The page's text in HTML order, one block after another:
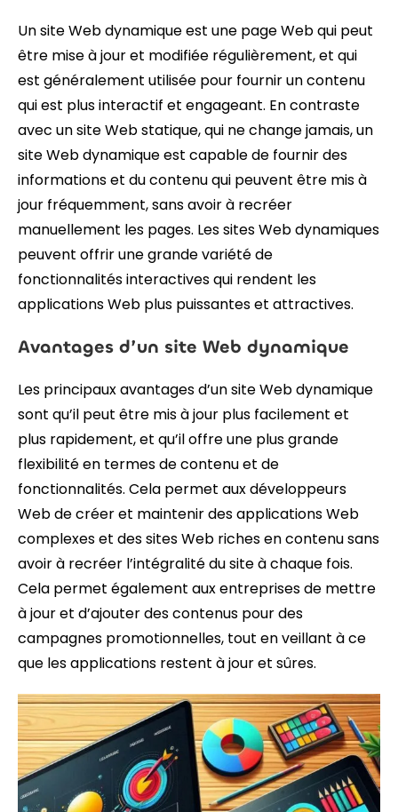
Un site Web dynamique est une page Web qui peut
être mise à jour et modifiée régulièrement, et qui
est généralement utilisée pour fournir un contenu
qui est plus interactif et engageant. En contraste
avec un site Web statique, qui ne change jamais, un
site Web dynamique est capable de fournir des
informations et du contenu qui peuvent être mis à
jour fréquemment, sans avoir à recréer
manuellement les pages. Les sites Web dynamiques
peuvent offrir une grande variété de
fonctionnalités interactives qui rendent les
applications Web plus puissantes et attractives.
Avantages d’un site Web dynamique
Les principaux avantages d’un site Web dynamique
sont qu’il peut être mis à jour plus facilement et
plus rapidement, et qu’il offre une plus grande
flexibilité en termes de contenu et de
fonctionnalités. Cela permet aux développeurs
Web de créer et maintenir des applications Web
complexes et des sites Web riches en contenu sans
avoir à recréer l’intégralité du site à chaque fois.
Cela permet également aux entreprises de mettre
à jour et d’ajouter des contenus pour des
campagnes promotionnelles, tout en veillant à ce
que les applications restent à jour et sûres.